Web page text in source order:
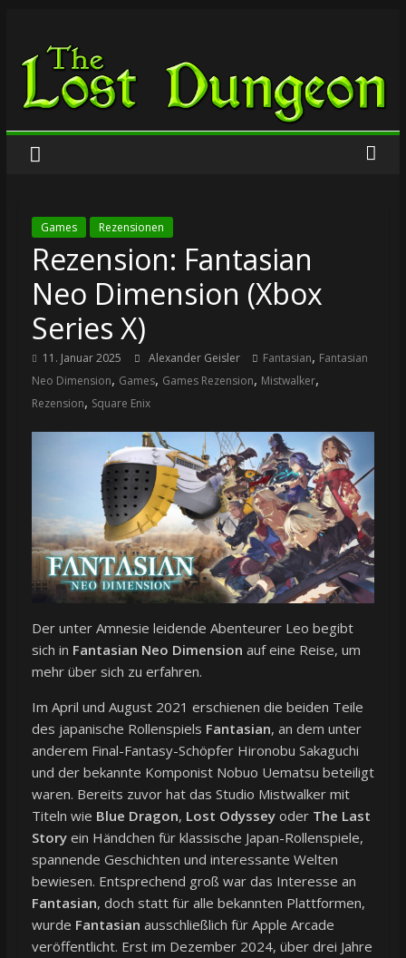
springen
The
Lost
Dungeon
Games Rezensionen
Rezension: Fantasian
Neo Dimension (Xbox
Series X)
11. Januar 2025 Alexander Geisler Fantasian, Fantasian
Neo Dimension, Games, Games Rezension, Mistwalker,
Rezension, Square Enix
Der unter Amnesie leidende Abenteurer Leo begibt
sich in Fantasian Neo Dimension auf eine Reise, um
mehr über sich zu erfahren.
Im April und August 2021 erschienen die beiden Teile
des japanische Rollenspiels Fantasian, an dem unter
anderem Final-Fantasy-Schöpfer Hironobu Sakaguchi
und der bekannte Komponist Nobuo Uematsu beteiligt
waren. Bereits zuvor hat das Studio Mistwalker mit
Titeln wie Blue Dragon, Lost Odysseyoder The Last
Storyein Händchen für klassische Japan-Rollenspiele,
spannende Geschichten und interessante Welten
bewiesen. Entsprechend groß war das Interesse an
Fantasian, doch statt für alle bekannten Plattformen,
wurde Fantasian ausschließlich für Apple Arcade
veröffentlicht. Erst im Dezember 2024, über drei Jahre